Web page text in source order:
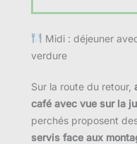
Midi : déjeuner
verdure
Sur la route du retour,
café avec vue sur la
perchés proposent
servis face aux